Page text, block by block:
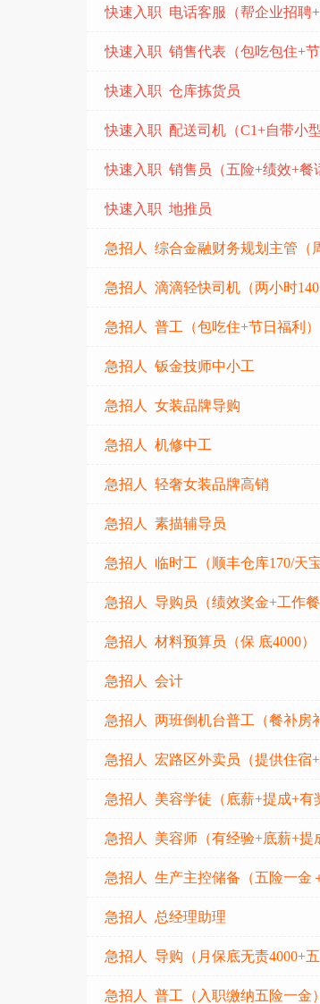
快速入职 仓库拣货员
快速入职 地推员
急招人 普工（包吃住+节日福利）
急招人 钣金技师中小工
急招人 女装品牌导购
急招人 机修中工
急招人 轻奢女装品牌高销
急招人 素描辅导员
急招人 材料预算员（保 底4000）
急招人 会计
急招人 总经理助理
急招人 普工（入职缴纳五险一金）